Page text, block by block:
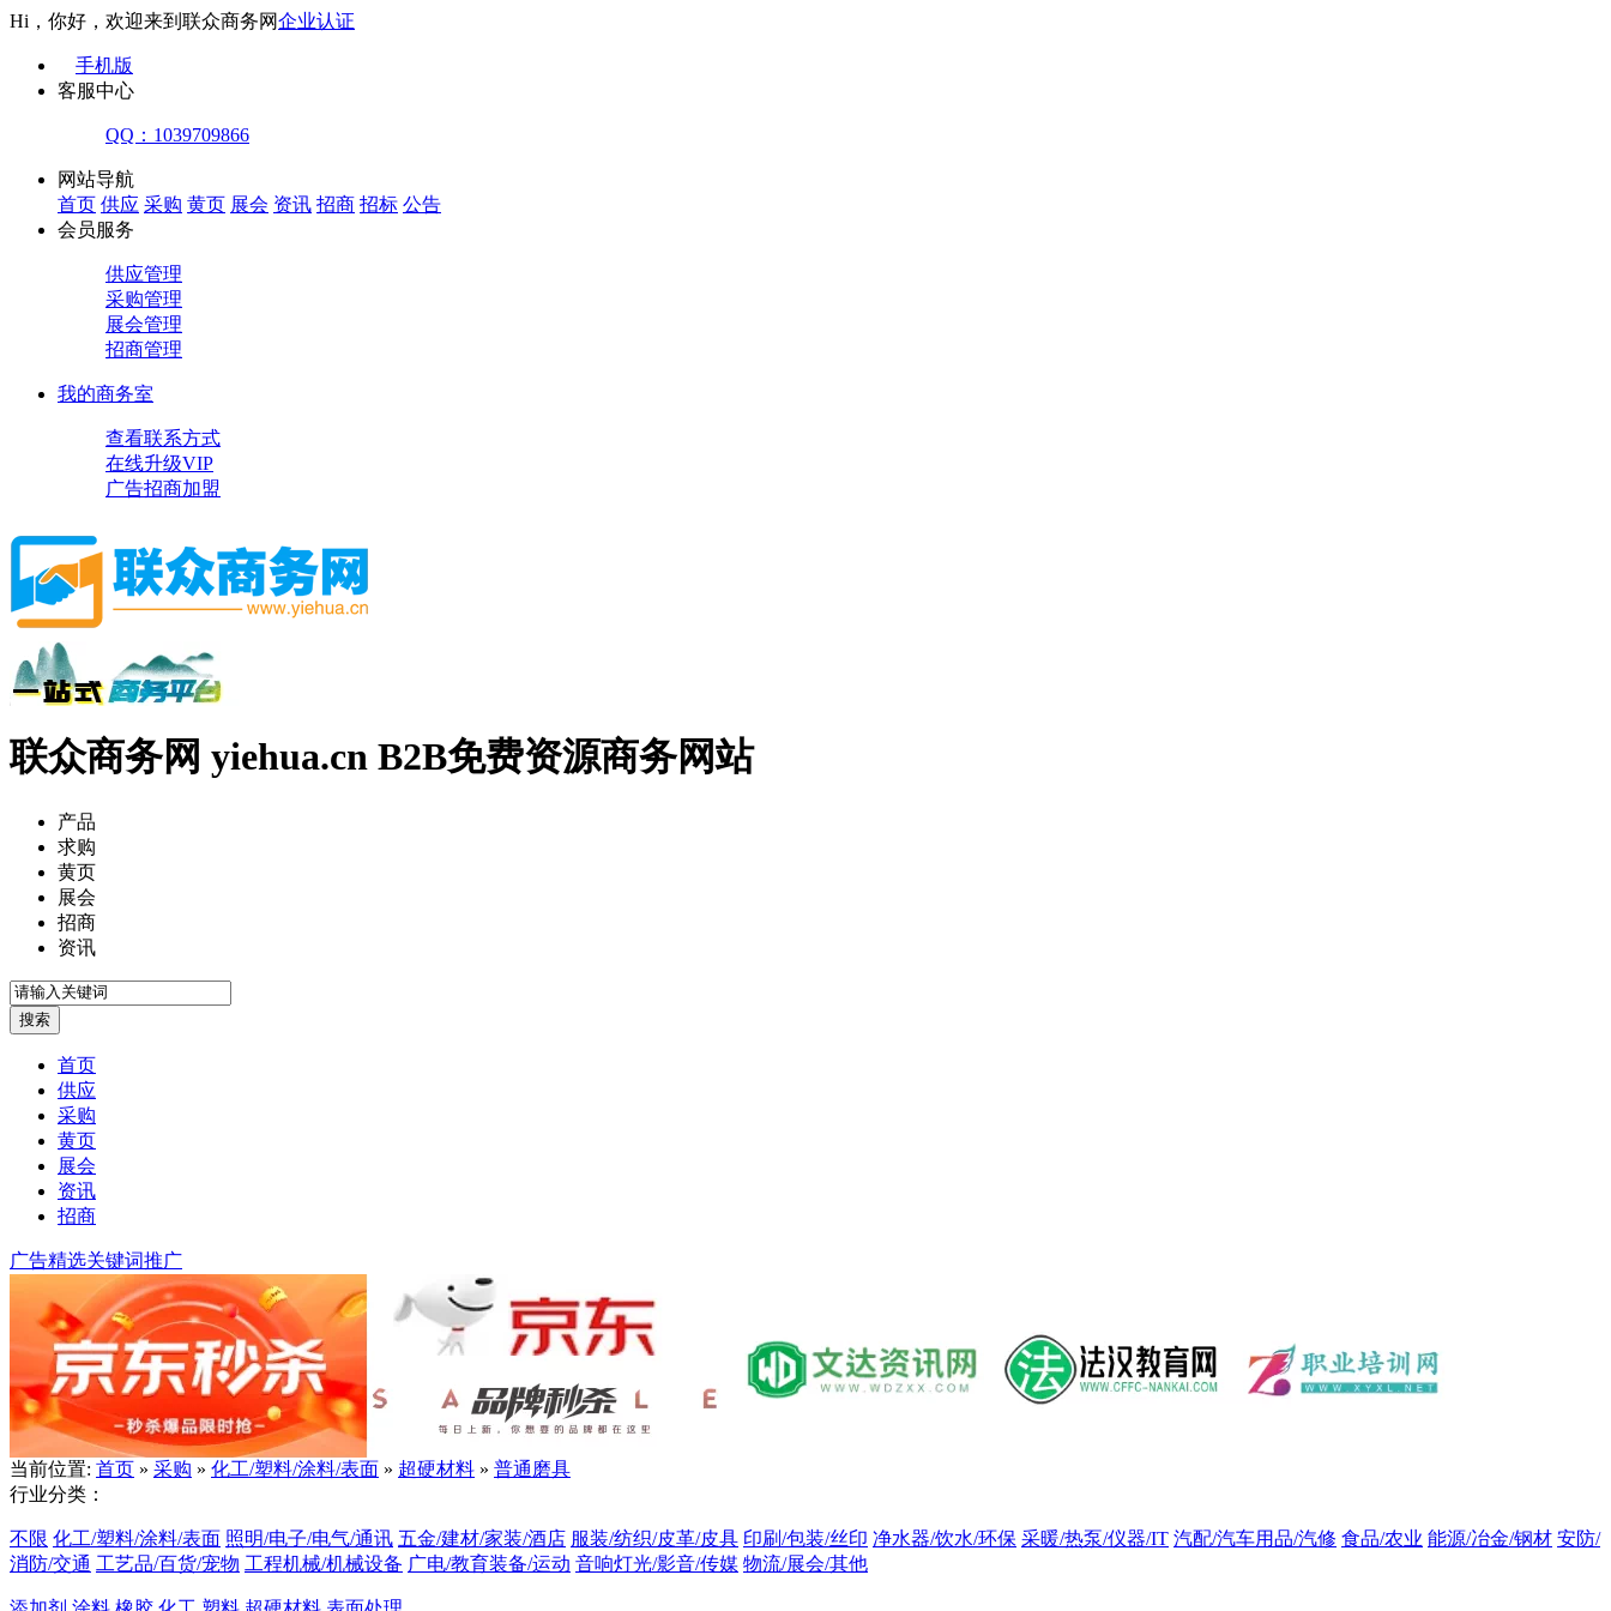
Hi，你好，欢迎来到联众商务网企业认证
手机版
客服中心
QQ：1039709866
网站导航
首页 供应 采购 黄页 展会 资讯 招商 招标 公告
会员服务
供应管理
采购管理
展会管理
招商管理
我的商务室
查看联系方式
在线升级VIP
广告招商加盟
联众商务网 yiehua.cn B2B免费资源商务网站
产品
求购
黄页
展会
招商
资讯
首页
供应
采购
黄页
展会
资讯
招商
广告精选关键词推广
当前位置: 首页 » 采购 » 化工/塑料/涂料/表面 » 超硬材料 » 普通磨具
行业分类：
不限 化工/塑料/涂料/表面 照明/电子/电气/通讯 五金/建材/家装/酒店 服装/纺织/皮革/皮具 印刷/包装/丝印 净水器/饮水/环保 采暖/热泵/仪器/IT 汽配/汽车用品/汽修 食品/农业 能源/冶金/钢材 安防/
消防/交通 工艺品/百货/宠物 工程机械/机械设备 广电/教育装备/运动 音响灯光/影音/传媒 物流/展会/其他